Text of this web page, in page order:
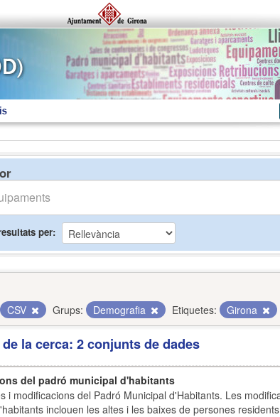
per
CSV Grups: Demografia Etiquetes: Girona
la cerca: 2 conjunts de dades
del padró municipal d'habitants
i modificacions del Padró Municipal d'Habitants. Les
inclouen les altes i les baixes de persones